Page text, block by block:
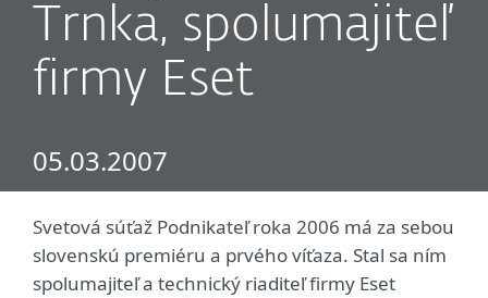
Trnka, spolumajiteľ
firmy Eset
05.03.2007
Svetová súťaž Podnikateľ roka 2006 má za sebou
slovenskú premiéru a prvého víťaza. Stal sa ním
spolumajiteľ a technický riaditeľ firmy Eset